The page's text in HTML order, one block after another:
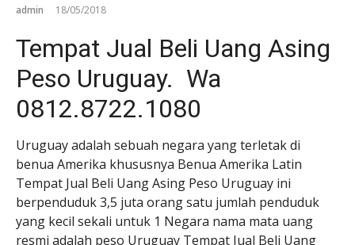
admin 18/05/2018
Tempat Jual Beli Uang Asing
Peso Uruguay. Wa
0812.8722.1080
Uruguay adalah sebuah negara yang terletak di
benua Amerika khususnya Benua Amerika Latin
Tempat Jual Beli Uang Asing Peso Uruguay ini
berpenduduk 3,5 juta orang satu jumlah penduduk
yang kecil sekali untuk 1 Negara nama mata uang
resmi adalah peso Uruguay Tempat Jual Beli Uang